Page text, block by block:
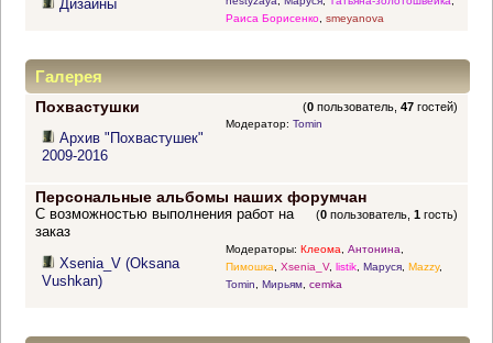
Дизайны
Раиса Борисенко, smeyanova
Галерея
Похвастушки (0 пользователь,47 гостей)
Архив "Похвастушек"
2009-2016
Модератор: Tomin
Персональные альбомы наших форумчан
(0 пользователь,1 гость)
С возможностью выполнения работ на
заказ
Xsenia_V (Oksana
Vushkan)
Модераторы: Клеома, Антонина,
Пимошка, Xsenia_V, listik, Маруся, Mazzy,
Tomin, Мирьям, cemka